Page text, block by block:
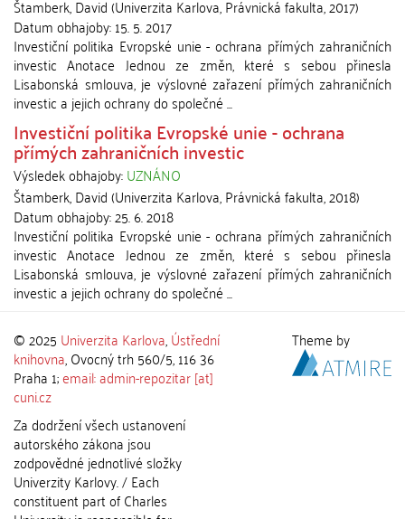
Štamberk, David(Univerzita Karlova, Právnická fakulta,2017)
Datum obhajoby:15. 5. 2017
Investiční politika Evropské unie - ochrana přímých zahraničních
investic Anotace Jednou ze změn, které s sebou přinesla
Lisabonská smlouva, je výslovné zařazení přímých zahraničních
investic a jejich ochrany do společné ...
Investiční politika Evropské unie - ochrana
přímých zahraničních investic
Výsledek obhajoby:UZNÁNO
Štamberk, David(Univerzita Karlova, Právnická fakulta,2018)
Datum obhajoby:25. 6. 2018
Investiční politika Evropské unie - ochrana přímých zahraničních
investic Anotace Jednou ze změn, které s sebou přinesla
Lisabonská smlouva, je výslovné zařazení přímých zahraničních
investic a jejich ochrany do společné ...
© 2025 Univerzita Karlova,Ústřední
knihovna, Ovocný trh 560/5, 116 36
Praha 1;email: admin-repozitar [at]
cuni.cz
Za dodržení všech ustanovení
autorského zákona jsou
zodpovědné jednotlivé složky
Univerzity Karlovy. / Each
constituent part of Charles
Theme by